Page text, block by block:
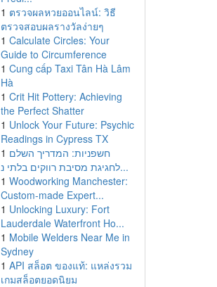
1 ตรวจผลหวยออนไลน์: วิธี
ตรวจสอบผลรางวัลง่ายๆ
1 Calculate Circles: Your
Guide to Circumference
1 Cung cấp Taxi Tân Hà Lâm
Hà
1 Crit Hit Pottery: Achieving
the Perfect Shatter
1 Unlock Your Future: Psychic
Readings in Cypress TX
1 חשפניות: המדריך השלם
לחגיגת מסיבת רווקים בלתי נ...
1 Woodworking Manchester:
Custom-made Expert...
1 Unlocking Luxury: Fort
Lauderdale Waterfront Ho...
1 Mobile Welders Near Me in
Sydney
1 API สล็อต ของแท้: แหล่งรวม
เกมสล็อตยอดนิยม